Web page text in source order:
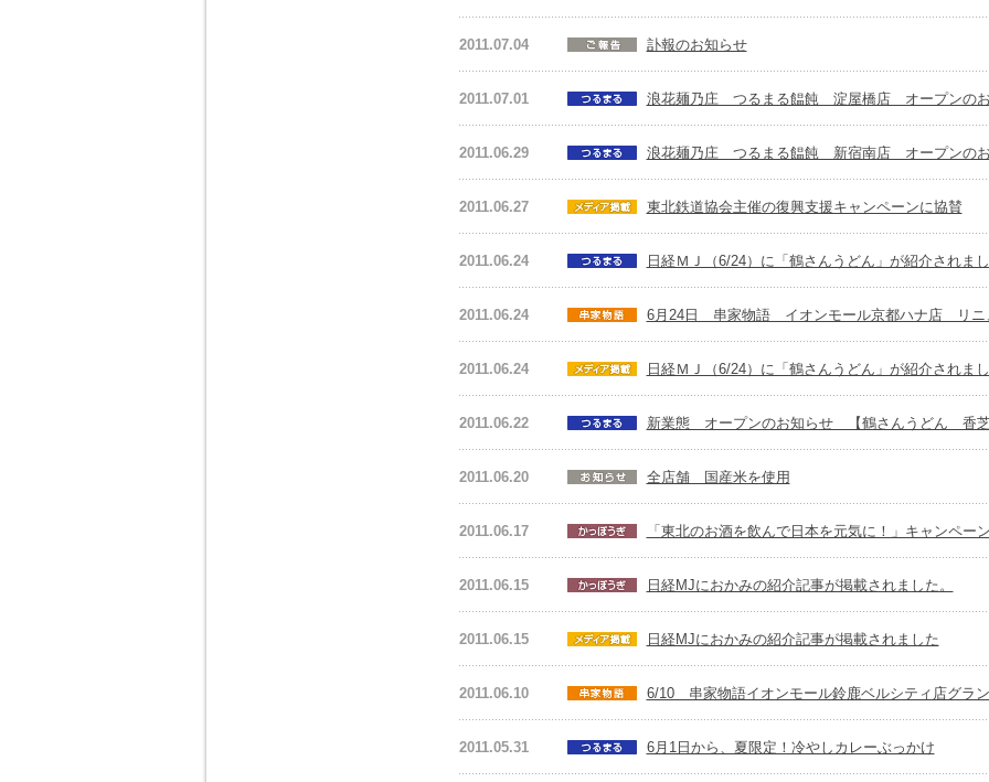
2011.07.04 訃報のお知らせ
2011.07.01 浪花麺乃庄 つるまる饂飩 淀屋橋店 オープンの
2011.06.29 浪花麺乃庄 つるまる饂飩 新宿南店 オープンの
2011.06.27 東北鉄道協会主催の復興支援キャンペーンに協賛
2011.06.24 日経ＭＪ（6/24）に「鶴さんうどん」が紹介されまし
2011.06.24 6月24日 串家物語 イオンモール京都ハナ店 リニ
2011.06.24 日経ＭＪ（6/24）に「鶴さんうどん」が紹介されま
2011.06.22 新業態 オープンのお知らせ 【鶴さんうどん 香芝
2011.06.20 全店舗 国産米を使用
2011.06.17 「東北のお酒を飲んで日本を元気に！」キャンペー
2011.06.15 日経MJにおかみの紹介記事が掲載されました。
2011.06.15 日経MJにおかみの紹介記事が掲載されました
2011.06.10 6/10 串家物語イオンモール鈴鹿ベルシティ店グラン
2011.05.31 6月1日から、夏限定！冷やしカレーぶっかけ